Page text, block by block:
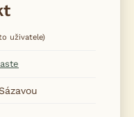
uživatele)